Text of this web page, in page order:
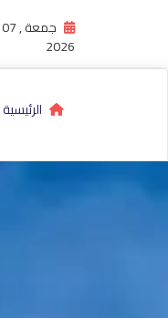
2026
الرئيسية